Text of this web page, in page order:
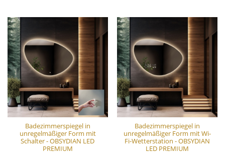
Badezimmerspiegel in
unregelmäßiger Form mit
Schalter - OBSYDIAN LED
PREMIUM
Badezimmerspiegel in
unregelmäßiger Form mit Wi-
Fi-Wetterstation - OBSYDIAN
LED PREMIUM